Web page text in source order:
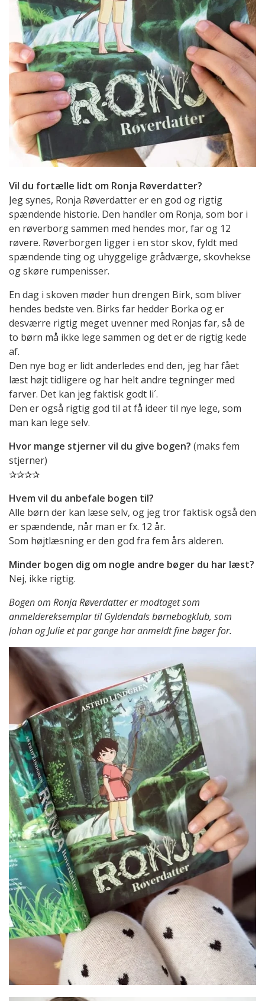
Vil du fortælle lidt om Ronja Røverdatter?
Jeg synes, Ronja Røverdatter er en god og rigtig
spændende historie. Den handler om Ronja, som bor i
en røverborg sammen med hendes mor, far og 12
røvere. Røverborgen ligger i en stor skov, fyldt med
spændende ting og uhyggelige grådværge, skovhekse
og skøre rumpenisser.
En dag i skoven møder hun drengen Birk, som bliver
hendes bedste ven. Birks far hedder Borka og er
desværre rigtig meget uvenner med Ronjas far, så de
to børn må ikke lege sammen og det er de rigtig kede
af.
Den nye bog er lidt anderledes end den, jeg har fået
læst højt tidligere og har helt andre tegninger med
farver. Det kan jeg faktisk godt li´.
Den er også rigtig god til at få ideer til nye lege, som
man kan lege selv.
Hvor mange stjerner vil du give bogen? (maks fem
stjerner)
✰✰✰✰
Hvem vil du anbefale bogen til?
Alle børn der kan læse selv, og jeg tror faktisk også den
er spændende, når man er fx. 12 år.
Som højtlæsning er den god fra fem års alderen.
Minder bogen dig om nogle andre bøger du har læst?
Nej, ikke rigtig.
Bogen om Ronja Røverdatter er modtaget som
anmeldereksemplar til Gyldendals børnebogklub, som
Johan og Julie et par gange har anmeldt fine bøger for.